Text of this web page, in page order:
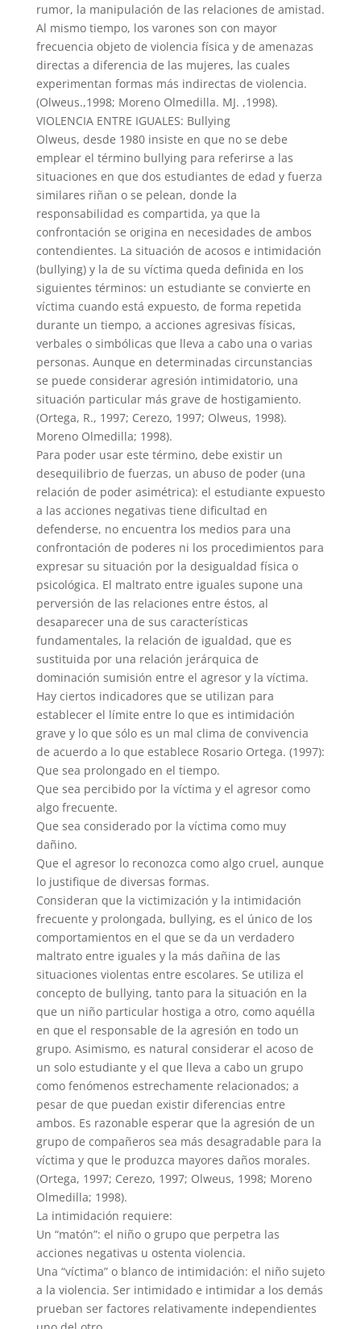
rumor, la manipulación de las relaciones de amistad.
Al mismo tiempo, los varones son con mayor
frecuencia objeto de violencia física y de amenazas
directas a diferencia de las mujeres, las cuales
experimentan formas más indirectas de violencia.
(Olweus.,1998; Moreno Olmedilla. MJ. ,1998).
VIOLENCIA ENTRE IGUALES: Bullying
Olweus, desde 1980 insiste en que no se debe
emplear el término bullying para referirse a las
situaciones en que dos estudiantes de edad y fuerza
similares riñan o se pelean, donde la
responsabilidad es compartida, ya que la
confrontación se origina en necesidades de ambos
contendientes. La situación de acosos e intimidación
(bullying) y la de su víctima queda definida en los
siguientes términos: un estudiante se convierte en
víctima cuando está expuesto, de forma repetida
durante un tiempo, a acciones agresivas físicas,
verbales o simbólicas que lleva a cabo una o varias
personas. Aunque en determinadas circunstancias
se puede considerar agresión intimidatorio, una
situación particular más grave de hostigamiento.
(Ortega, R., 1997; Cerezo, 1997; Olweus, 1998).
Moreno Olmedilla; 1998).
Para poder usar este término, debe existir un
desequilibrio de fuerzas, un abuso de poder (una
relación de poder asimétrica): el estudiante expuesto
a las acciones negativas tiene dificultad en
defenderse, no encuentra los medios para una
confrontación de poderes ni los procedimientos para
expresar su situación por la desigualdad física o
psicológica. El maltrato entre iguales supone una
perversión de las relaciones entre éstos, al
desaparecer una de sus características
fundamentales, la relación de igualdad, que es
sustituida por una relación jerárquica de
dominación sumisión entre el agresor y la víctima.
Hay ciertos indicadores que se utilizan para
establecer el límite entre lo que es intimidación
grave y lo que sólo es un mal clima de convivencia
de acuerdo a lo que establece Rosario Ortega. (1997):
Que sea prolongado en el tiempo.
Que sea percibido por la víctima y el agresor como
algo frecuente.
Que sea considerado por la víctima como muy
dañino.
Que el agresor lo reconozca como algo cruel, aunque
lo justifique de diversas formas.
Consideran que la victimización y la intimidación
frecuente y prolongada, bullying, es el único de los
comportamientos en el que se da un verdadero
maltrato entre iguales y la más dañina de las
situaciones violentas entre escolares. Se utiliza el
concepto de bullying, tanto para la situación en la
que un niño particular hostiga a otro, como aquélla
en que el responsable de la agresión en todo un
grupo. Asimismo, es natural considerar el acoso de
un solo estudiante y el que lleva a cabo un grupo
como fenómenos estrechamente relacionados; a
pesar de que puedan existir diferencias entre
ambos. Es razonable esperar que la agresión de un
grupo de compañeros sea más desagradable para la
víctima y que le produzca mayores daños morales.
(Ortega, 1997; Cerezo, 1997; Olweus, 1998; Moreno
Olmedilla; 1998).
La intimidación requiere:
Un “matón”: el niño o grupo que perpetra las
acciones negativas u ostenta violencia.
Una “víctima” o blanco de intimidación: el niño sujeto
a la violencia. Ser intimidado e intimidar a los demás
prueban ser factores relativamente independientes